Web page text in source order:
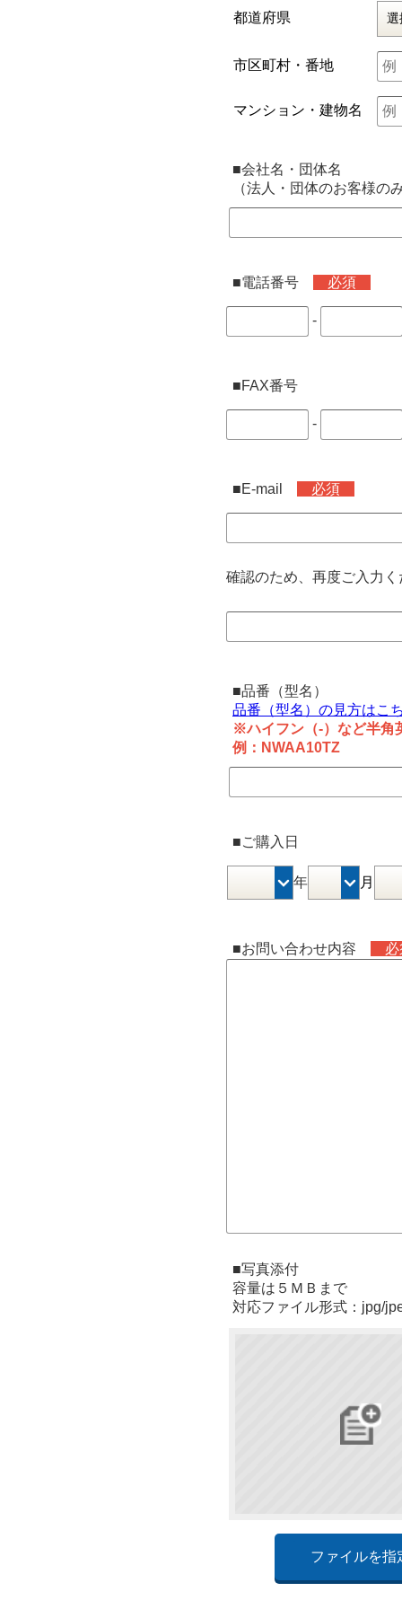
都道府県
市区町村・番地
マンション・建物名
■会社名・団体名
（法人・団体のお客様の
■電話番号 必須
-
■FAX番号
-
■E-mail 必須
確認のため、再度ご入力く
■品番（型名）
品番（型名）の見方はこ
※ハイフン（-）など半角
例：NWAA10TZ
■ご購入日
年 月
■お問い合わせ内容
■写真添付
容量は５ＭＢまで
対応ファイル形式：jpg/
ファイルを指